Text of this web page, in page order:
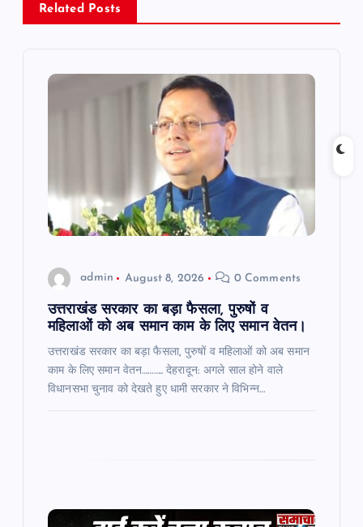
v
Related Posts
admin August 8, 2026 0 Comments
उत्तराखंड सरकार का बड़ा फैसला, पुरुषों व
महिलाओं को अब समान काम के लिए समान वेतन।
उत्तराखंड सरकार का बड़ा फैसला, पुरुषों व महिलाओं को अब समान
काम के लिए समान वेतन……….. देहरादून: अगले साल होने वाले
विधानसभा चुनाव को देखते हुए धामी सरकार ने विभिन्न…